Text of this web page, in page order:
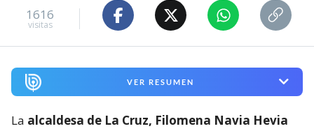
1616
visitas
VER RESUMEN
La alcaldesa de La Cruz, Filomena Navia Hevia